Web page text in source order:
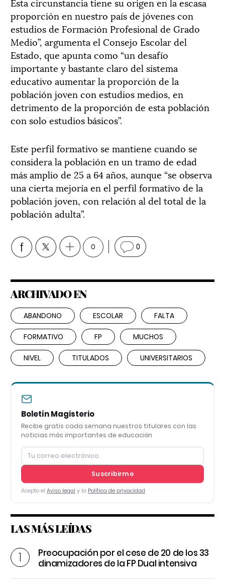
proporción en nuestro país de jóvenes con
estudios de Formación Profesional de Grado
Medio”, argumenta el Consejo Escolar del
Estado, que apunta como “un desafío
importante y bastante claro del sistema
educativo aumentar la proporción de la
población joven con estudios medios, en
detrimento de la proporción de esta población
con solo estudios básicos”.
Este perfil formativo se mantiene cuando se
considera la población en un tramo de edad
más amplio de 25 a 64 años, aunque “se observa
una cierta mejoría en el perfil formativo de la
población joven, con relación al del total de la
población adulta”.
0 0
ARCHIVADO EN
ABANDONO ESCOLAR FALTA
FORMATIVO FP MUCHOS
NIVEL TITULADOS UNIVERSITARIOS
Boletín Magisterio
Recibe gratis cada semana nuestros titulares con las
noticias más importantes de educación
Suscribirme
Acepto el Aviso legal y la Política de privacidad
LAS MÁS LEÍDAS
Preocupación por el cese de 20 de los 33
dinamizadores de la FP Dual intensiva